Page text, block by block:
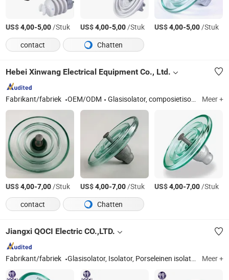
US$4,00-5,00/Stuk US$4,00-5,00/Stuk US$4,00-5,00/Stuk
contact
Chatten
Hebei Xinwang Electrical Equipment Co., Ltd.
Fabrikant/fabriek OEM/ODM Glasisolator, composietisolator, porseleinen isolator, stalen draad Meer +
US$4,00-7,00/Stuk US$4,00-7,00/Stuk US$4,00-7,00/Stuk
contact
Chatten
Jiangxi QOCI Electric CO.,LTD.
Fabrikant/fabriek Glasisolator, Isolator, Porseleinen isolator Meer +